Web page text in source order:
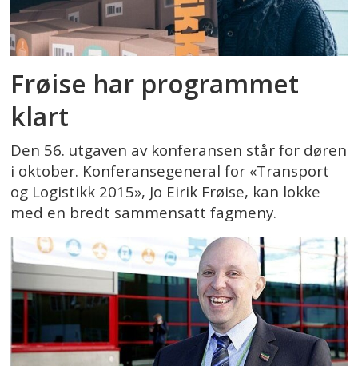
Frøise har programmet
klart
Den 56. utgaven av konferansen står for døren
i oktober. Konferansegeneral for «Transport
og Logistikk 2015», Jo Eirik Frøise, kan lokke
med en bredt sammensatt fagmeny.